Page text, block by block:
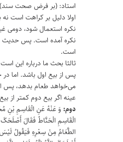
استاد: (بر فرض صحت سند)
اولا دلیل بر کراهت است نه
نکره استعمال شود، دومی
نکره آمده است. پس حدیث
است.
ثالثا بحث ما درباره این
پس از بیع اول باشد. اما
می‌خواهد طعام بدهد، پس
عینه اگر بیع دوم کمتر از
دوم: وَ عَنْهُ عَنِ الْقَاسِمِ بْنِ
الْقَاسِمِ الْحَنَّاطُ فَقَالَ
الطَّعَامُ مِنْ سِعْرِهِ فَیَقُولُ